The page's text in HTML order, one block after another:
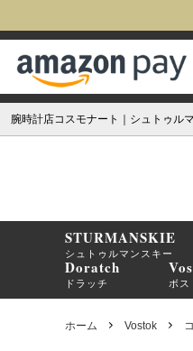
腕時計店コスモナート｜シュトゥル
STURMANSKIE
シュトゥルマンスキー
Doratch
ドラッチ ボス
ホーム Vostok